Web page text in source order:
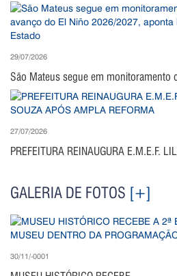
29/07/2026
São Mateus segue em monitoramento
27/07/2026
PREFEITURA REINAUGURA E.M.E.F.
GALERIA DE FOTOS [+]
30/11/-0001